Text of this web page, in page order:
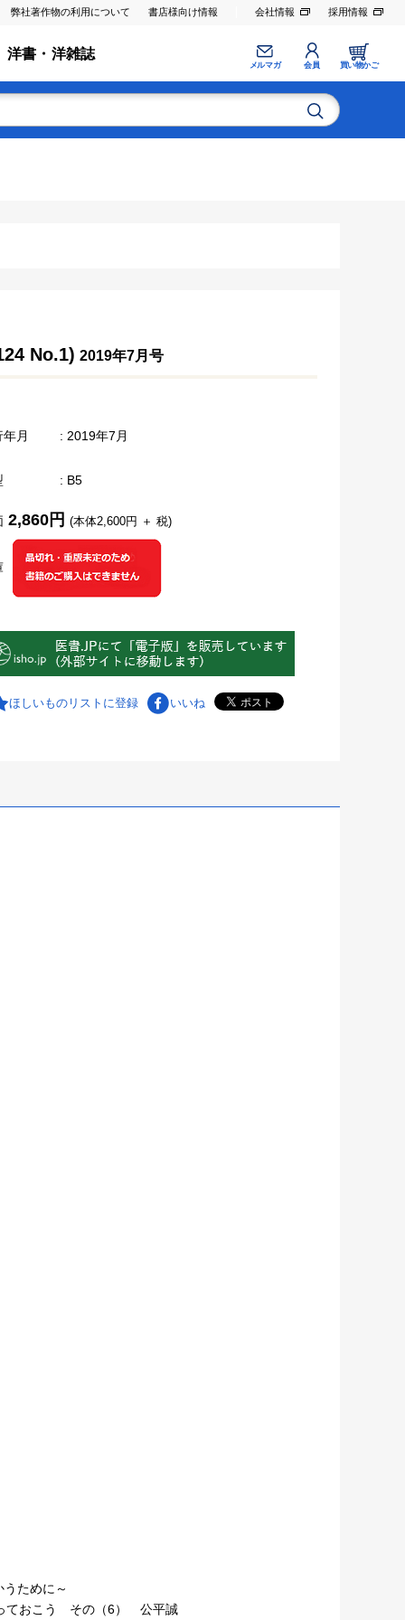
弊社著作物の利用について 書店様向け情報 会社情報 採用情報
洋書・洋雑誌
メルマガ 会員 買い物かご
No.1) 2019年7月号
月 : 2019年7月
: B5
2,860円 (本体2,600円 ＋ 税)
ほしいものリストに登録 いいね
ために～
ておこう その（6） 公平誠